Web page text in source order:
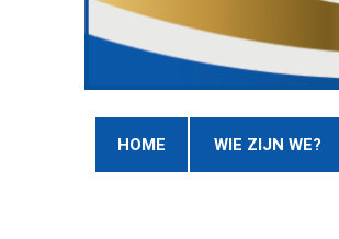
HOME WIE ZIJN WE?